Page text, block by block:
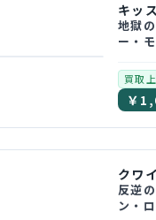
キッス
地獄
ー・
買取
￥
反逆
ン・